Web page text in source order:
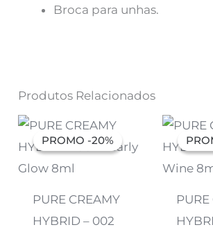
Broca para unhas.
Produtos Relacionados
PROMO -20%
PROMO -20%
PURE CREAMY
HYBRID – 002
O
preço
original
7,07 €.
O
preço
atual
é:
5,66 €.
O
preço
era:
7,07 €.